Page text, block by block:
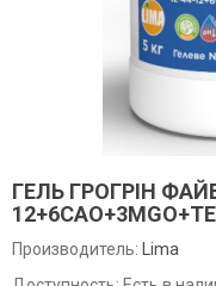
ГЕЛЬ ГРОГРІН
Производитель:
Lima